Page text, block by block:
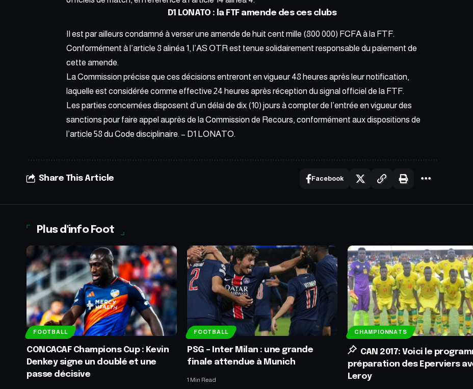
D1 LONATO : la FTF amende des ces clubs
Il est par ailleurs condamné à verser une amende de huit cent mille (800 000) FCFA à la FTF.
Conformément à l’article 8 alinéa 1, l’AS OTR est tenue solidairement responsable du paiement de
cette amende.
La Commission précise que ces décisions entreront en vigueur 48 heures après leur notification,
laquelle est considérée comme effective 24 heures après réception du signal officiel de la FTF.
Les parties concernées disposent d’un délai de dix (10) jours à compter de l’entrée en vigueur des
sanctions pour faire appel auprès de la Commission de Recours, conformément aux dispositions de
l’article 58 du Code disciplinaire. – D1 LONATO.
Share This Article Facebook
Plus d'info Foot
FOOTBALL
CONCACAF Champions Cup : Kevin
Denkey signe un doublé et une
passe décisive
FOOTBALL
PSG – Inter Milan : une grande
finale attendue à Munich
1 Min Read
CHAMPIONNATS
CAN 2017: Voici le
préparation des Eperviers
Leroy